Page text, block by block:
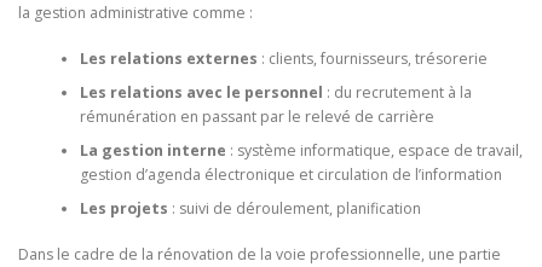
la gestion administrative comme :
Les relations externes : clients, fournisseurs, trésorerie
Les relations avec le personnel : du recrutement à la
rémunération en passant par le relevé de carrière
La gestion interne : système informatique, espace de travail,
gestion d’agenda électronique et circulation de l’information
Les projets : suivi de déroulement, planification
Dans le cadre de la rénovation de la voie professionnelle, une partie